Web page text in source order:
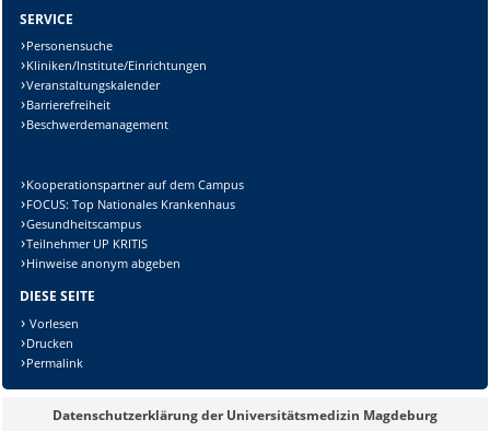
SERVICE
Personensuche
Kliniken/Institute/Einrichtungen
Veranstaltungskalender
Barrierefreiheit
Beschwerdemanagement
Kooperationspartner auf dem Campus
FOCUS: Top Nationales Krankenhaus
Gesundheitscampus
Teilnehmer UP KRITIS
Hinweise anonym abgeben
DIESE SEITE
Vorlesen
Drucken
Permalink
Datenschutzerklärung der Universitätsmedizin Magdeburg